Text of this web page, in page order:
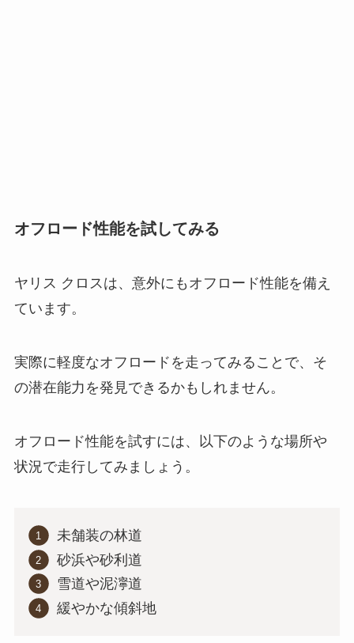
オフロード性能を試してみる
ヤリス クロスは、意外にもオフロード性能を備え
ています。
実際に軽度なオフロードを走ってみることで、そ
の潜在能力を発見できるかもしれません。
オフロード性能を試すには、以下のような場所や
状況で走行してみましょう。
未舗装の林道
砂浜や砂利道
雪道や泥濘道
緩やかな傾斜地